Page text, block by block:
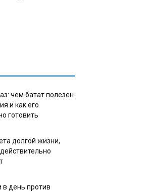
чем батат полезен
и как его
готовить
долгой жизни,
в день против